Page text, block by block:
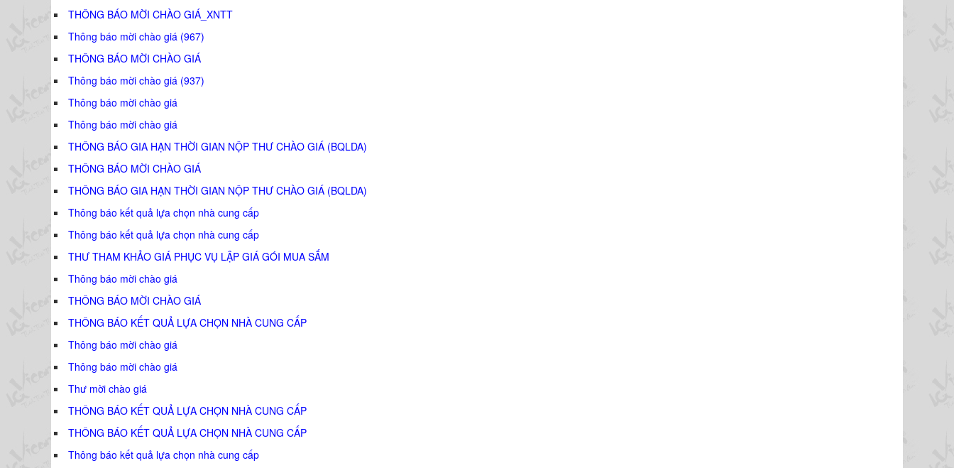
THÔNG BÁO MỜI CHÀO GIÁ_XNTT
Thông báo mời chào giá (967)
THÔNG BÁO MỜI CHÀO GIÁ
Thông báo mời chào giá (937)
Thông báo mời chào giá
Thông báo mời chào giá
THÔNG BÁO GIA HẠN THỜI GIAN NỘP THƯ CHÀO GIÁ (BQLDA)
THÔNG BÁO MỜI CHÀO GIÁ
THÔNG BÁO GIA HẠN THỜI GIAN NỘP THƯ CHÀO GIÁ (BQLDA)
Thông báo kết quả lựa chọn nhà cung cấp
Thông báo kết quả lựa chọn nhà cung cấp
THƯ THAM KHẢO GIÁ PHỤC VỤ LẬP GIÁ GÓI MUA SẮM
Thông báo mời chào giá
THÔNG BÁO MỜI CHÀO GIÁ
THÔNG BÁO KẾT QUẢ LỰA CHỌN NHÀ CUNG CẤP
Thông báo mời chào giá
Thông báo mời chào giá
Thư mời chào giá
THÔNG BÁO KẾT QUẢ LỰA CHỌN NHÀ CUNG CẤP
THÔNG BÁO KẾT QUẢ LỰA CHỌN NHÀ CUNG CẤP
Thông báo kết quả lựa chọn nhà cung cấp